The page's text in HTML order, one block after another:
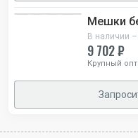
Мешки
В наличии
9 702 ₽
Крупный опт